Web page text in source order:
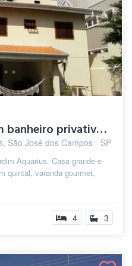
Quarto mobiliado com banheiro privativo ...
São José dos Campos - SP
Aquarius. Casa grande e
quintal, varanda gourmet,
4 3